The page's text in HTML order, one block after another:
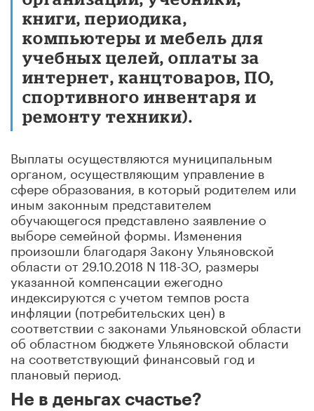
книги, периодика,
компьютеры и мебель для
учебных целей, оплаты за
интернет, канцтоваров, ПО,
спортивного инвентаря и
ремонту техники).
Выплаты осуществляются муниципальным
органом, осуществляющим управление в
сфере образования, в который родителем или
иным законным представителем
обучающегося представлено заявление о
выборе семейной формы. Изменения
произошли благодаря Закону Ульяновской
области от 29.10.2018 N 118-ЗО, размеры
указанной компенсации ежегодно
индексируются с учетом темпов роста
инфляции (потребительских цен) в
соответствии с законами Ульяновской области
об областном бюджете Ульяновской области
на соответствующий финансовый год и
плановый период.
Не в деньгах счастье?